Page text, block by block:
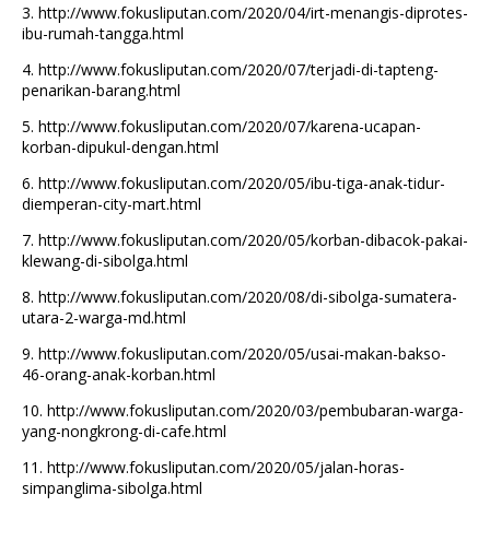
3. http://www.fokusliputan.com/2020/04/irt-menangis-diprotes-
ibu-rumah-tangga.html
4. http://www.fokusliputan.com/2020/07/terjadi-di-tapteng-
penarikan-barang.html
5. http://www.fokusliputan.com/2020/07/karena-ucapan-
korban-dipukul-dengan.html
6. http://www.fokusliputan.com/2020/05/ibu-tiga-anak-tidur-
diemperan-city-mart.html
7. http://www.fokusliputan.com/2020/05/korban-dibacok-pakai-
klewang-di-sibolga.html
8. http://www.fokusliputan.com/2020/08/di-sibolga-sumatera-
utara-2-warga-md.html
9. http://www.fokusliputan.com/2020/05/usai-makan-bakso-
46-orang-anak-korban.html
10. http://www.fokusliputan.com/2020/03/pembubaran-warga-
yang-nongkrong-di-cafe.html
11. http://www.fokusliputan.com/2020/05/jalan-horas-
simpanglima-sibolga.html